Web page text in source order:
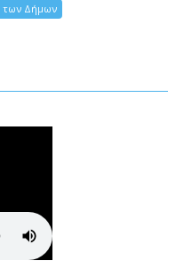
των Δήμων